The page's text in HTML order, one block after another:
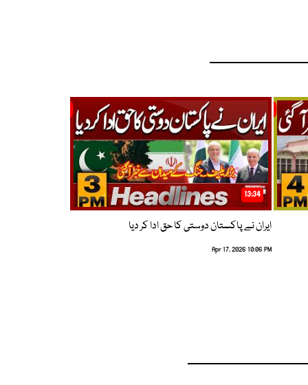
13:34
ایران نے پاکستان دوستی کا حق ادا کر دیا
Apr 17, 2026 10:06 PM